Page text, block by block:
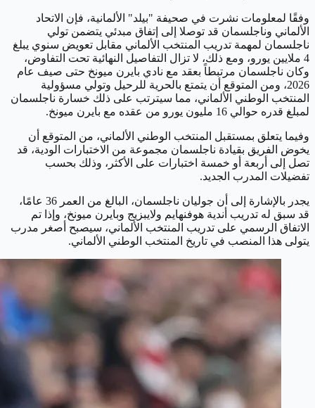
وفقًا لمعلومات نشرت في صحيفة "بيلد" الألمانية، فإن الاتحاد
الألماني وناجلسمان قد توصلا إلى إتفاق مبدئي يتضمن تولي
ناجلسمان لمهمة تدريب المنتخب الألماني مقابل تعويض سنوي يبلغ
4 ملايين يورو، ومع ذلك، لا تزال التفاصيل النهائية تحت التفاوض،
وكان ناجلسمان مرتبطاً بعقد مع نادي بايرن ميونخ حتى صيف عام
2026، ومن المتوقع أن يتمتع بالحرية للرحيل وتولي مسؤولية
المنتخب الوطني الألماني، مما سيترتب على ذلك خسارة ناجلسمان
لمبلغ قدره حوالي 16 مليون يورو من عقده مع بايرن ميونخ.
وفيما يتعلق بمستقبل المنتخب الوطني الألماني، من المتوقع أن
يخوض الفريق بقيادة ناجلسمان مجموعة من الاختبارات الودية، قد
تصل إلى أربعة أو خمسة اختبارات على الأكثر، وذلك بحسب
تفضيلات المدرب الجديد.
يجدر بالإشارة إلى أن جوليان ناجلسمان، البالغ من العمر 36 عامًا،
قد سبق له تدريب أندية هوفنهايم ولايبزيج وبايرن ميونخ، وإذا تم
الاتفاق الرسمي على تدريب المنتخب الألماني، سيصبح أصغر مدرب
يتولى هذا المنصب في تاريخ المنتخب الوطني الألماني.